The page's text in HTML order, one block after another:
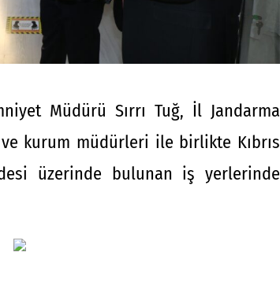
Müdürü Sırrı Tuğ, İl Jandarma
kurum müdürleri ile birlikte Kıbrıs
üzerinde bulunan iş yerlerinde